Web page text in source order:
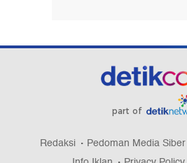
part of
Redaksi Pedoman Media Siber